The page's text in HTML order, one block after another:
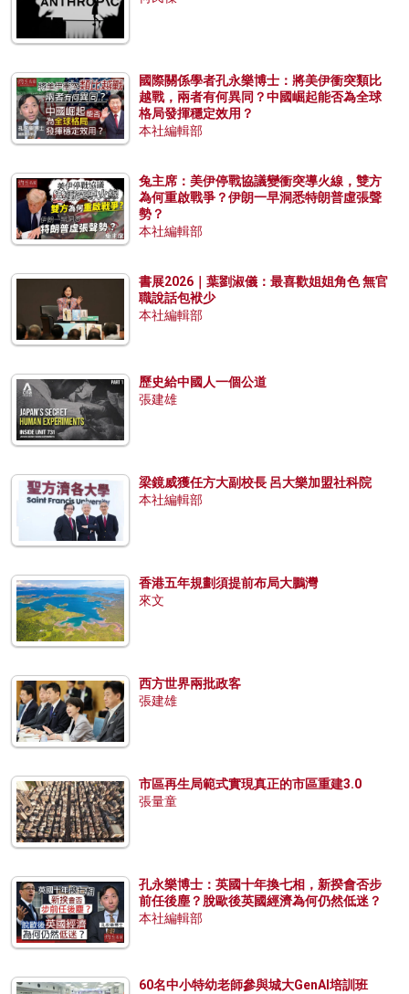
國際關係學者孔永樂博士：將美伊衝突類比
越戰，兩者有何異同？中國崛起能否為全球
格局發揮穩定效用？
本社編輯部
兔主席：美伊停戰協議變衝突導火線，雙方
為何重啟戰爭？伊朗一早洞悉特朗普虛張聲
勢？
本社編輯部
書展2026｜葉劉淑儀：最喜歡姐姐角色 無官
職說話包袱少
本社編輯部
歷史給中國人一個公道
張建雄
梁鏡威獲任方大副校長 呂大樂加盟社科院
本社編輯部
香港五年規劃須提前布局大鵬灣
來文
西方世界兩批政客
張建雄
市區再生局範式實現真正的市區重建3.0
張量童
孔永樂博士：英國十年換七相，新揆會否步
前任後塵？脫歐後英國經濟為何仍然低迷？
本社編輯部
60名中小特幼老師參與城大GenAI培訓班